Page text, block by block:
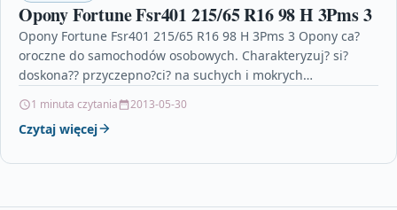
Opony Fortune Fsr401 215/65 R16 98 H 3Pms 3
Opony Fortune Fsr401 215/65 R16 98 H 3Pms 3 Opony ca?
oroczne do samochodów osobowych. Charakteryzuj? si?
doskona?? przyczepno?ci? na suchych i mokrych
1 minuta czytania 2013-05-30
Czytaj więcej